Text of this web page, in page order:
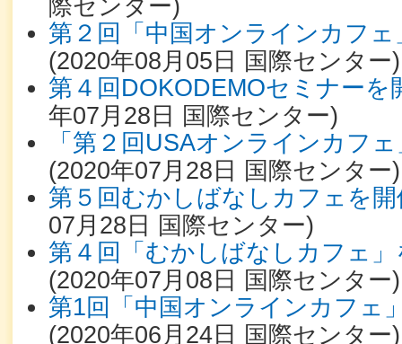
際センター)
第２回「中国オンラインカフ
(2020年08月05日 国際センター)
第４回DOKODEMOセミナーを
年07月28日 国際センター)
「第２回USAオンラインカフ
(2020年07月28日 国際センター)
第５回むかしばなしカフェを
07月28日 国際センター)
第４回「むかしばなしカフェ
(2020年07月08日 国際センター)
第1回「中国オンラインカフェ
(2020年06月24日 国際センター)